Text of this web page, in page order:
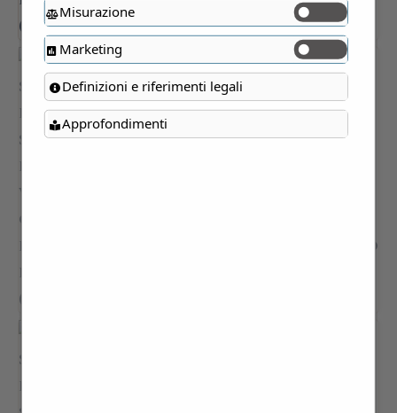
Misurazione
Marketing
Definizioni e riferimenti legali
Approfondimenti